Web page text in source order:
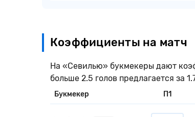
Коэффициенты на матч
На «Севилью» букмекеры дают
больше 2.5 голов предлагается за
Букмекер П1